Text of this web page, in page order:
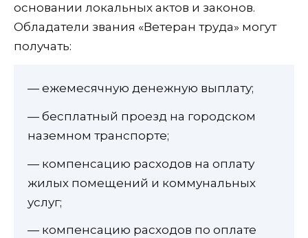
основании локальных актов и законов.
Обладатели звания «Ветеран труда» могут
получать:
— ежемесячную денежную выплату;
— бесплатный проезд на городском
наземном транспорте;
— компенсацию расходов на оплату
жилых помещений и коммунальных
услуг;
— компенсацию расходов по оплате